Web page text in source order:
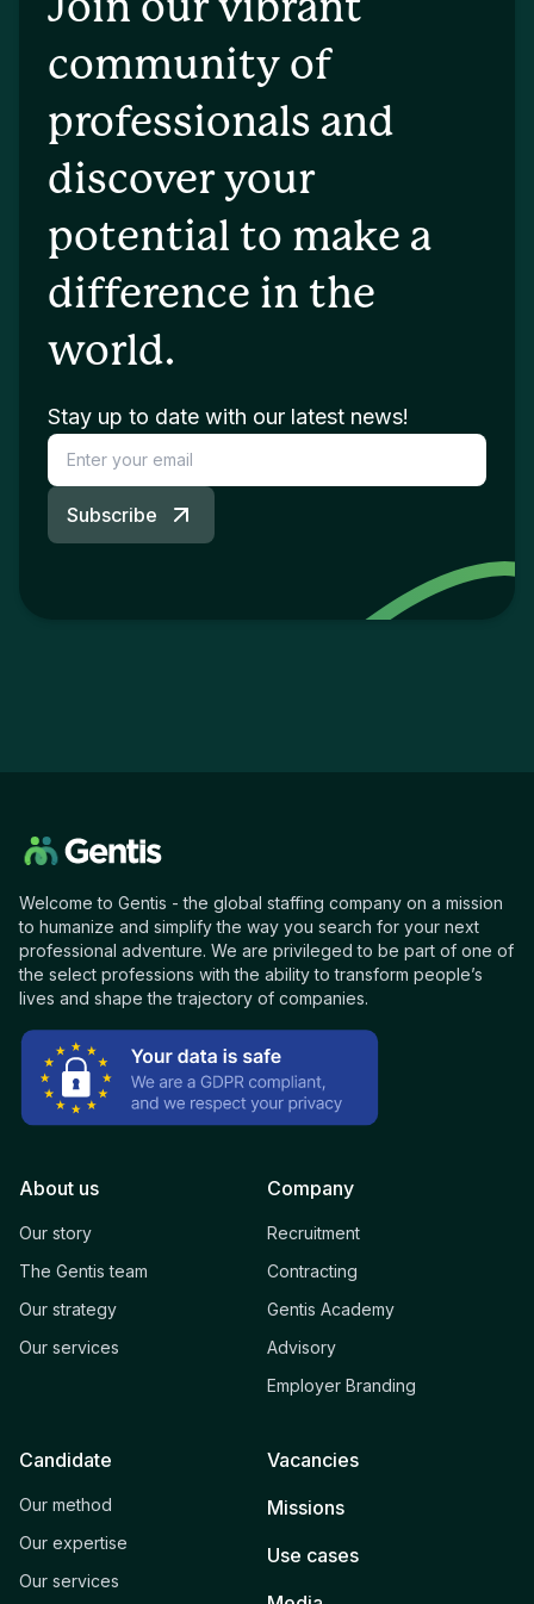
Join our vibrant
community of
professionals and
discover your
potential to make a
difference in the
world.
Stay up to date with our latest news!
Subscribe
Welcome to Gentis - the global staffing company on a mission
to humanize and simplify the way you search for your next
professional adventure. We are privileged to be part of one of
the select professions with the ability to transform people’s
lives and shape the trajectory of companies.
About us
Our story
The Gentis team
Our strategy
Our services
Company
Recruitment
Contracting
Gentis Academy
Advisory
Employer Branding
Candidate
Our method
Our expertise
Our services
Vacancies
Missions
Use cases